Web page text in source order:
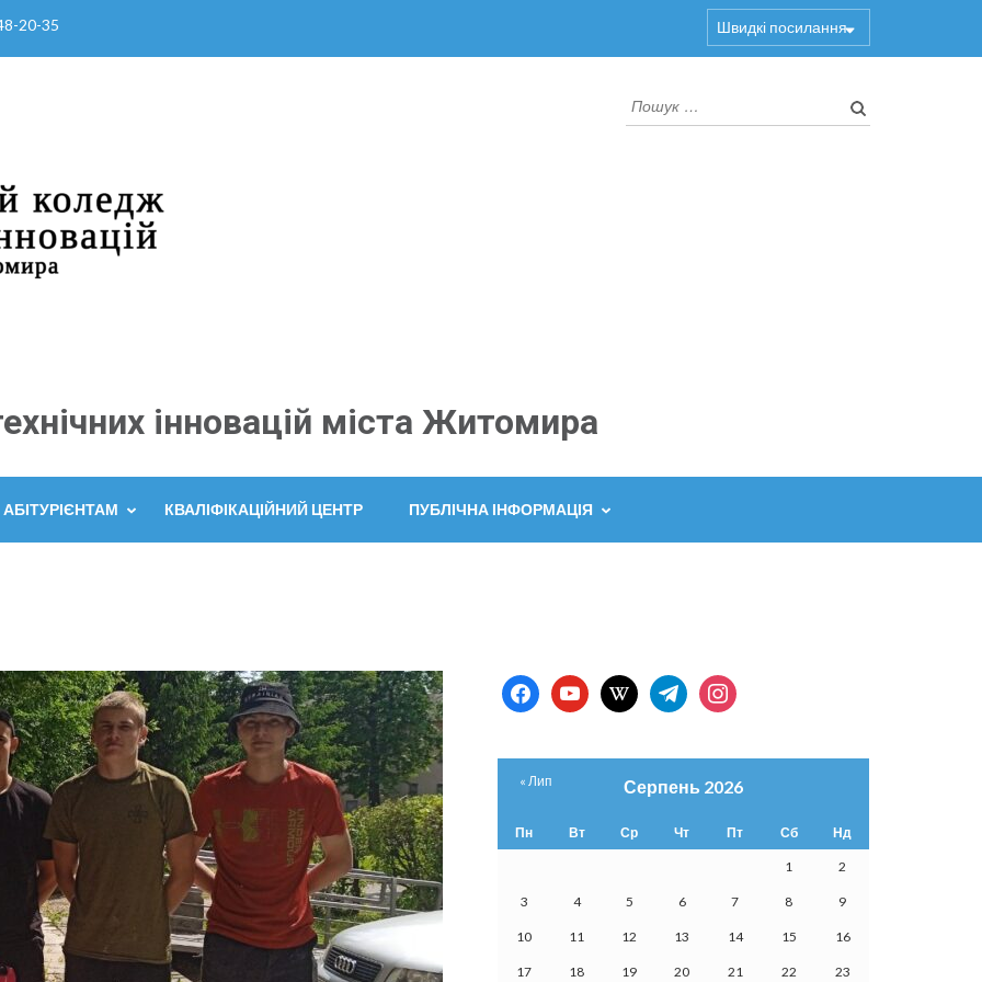
20-35 Швидкі посилання
інновацій міста Житомира
Пошук:
АБІТУРІЄНТАМ КВАЛІФІКАЦІЙНИЙ ЦЕНТР ПУБЛІЧНА ІНФОРМАЦІЯ
facebookyoutubewikipediatelegraminstagram
Серпень 2026
Пн Вт Ср Чт Пт Сб Нд
1 2
3 4 5 6 7 8 9
10 11 12 13 14 15 16
17 18 19 20 21 22 23
« Лип